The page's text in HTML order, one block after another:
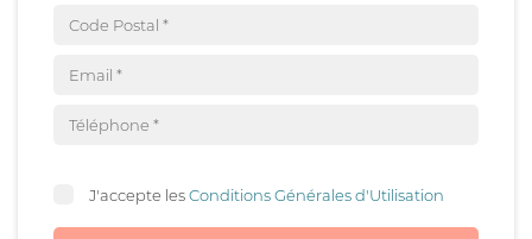
J'accepte lesConditions Générales d'Utilisation